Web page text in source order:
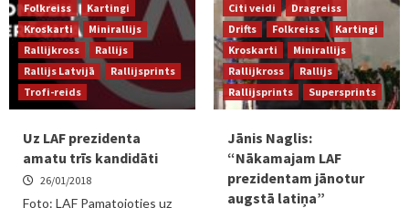
Folkreiss
Kartingi
Kroskarti
Minirallijs
Rallijkross
Rallijs
Rallijs Latvijā
Rallijsprints
Trofi-reids
Uz LAF prezidenta
amatu trīs kandidāti
26/01/2018
Foto: LAF Pamatojoties uz
Citi veidi
Dragreiss
Drifts
Folkreiss
Kartingi
Kroskarti
Minirallijs
Rallijkross
Rallijs
Rallijsprints
Supersprints
Jānis Naglis:
“Nākamajam LAF
prezidentam jānotur
augstā latiņa”